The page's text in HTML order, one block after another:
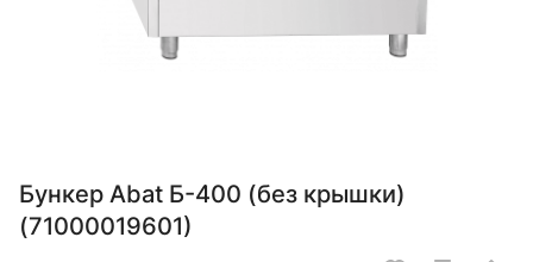
Бункер Abat Б-400 (без крышки)
(71000019601)